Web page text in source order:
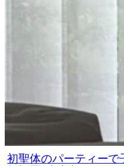
初聖体のパーティー